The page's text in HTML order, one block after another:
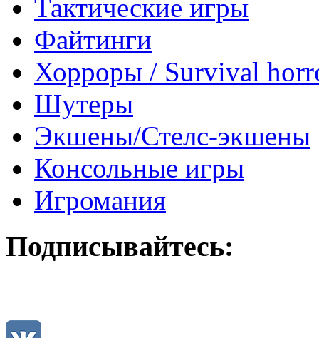
Тактические игры
Файтинги
Хорроры / Survival
Шутеры
Экшены/Стелс-экшены
Консольные игры
Игромания
Подписывайтесь: